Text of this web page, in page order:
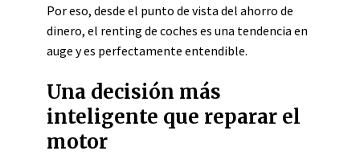
Por eso, desde el punto de vista del ahorro de
dinero, el renting de coches es una tendencia en
auge y es perfectamente entendible.
Una decisión más
inteligente que reparar el
motor